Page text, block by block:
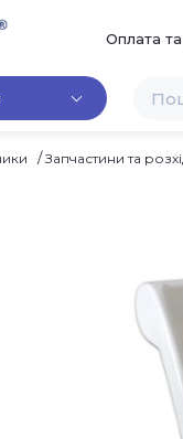
Оплата
Запчастини та